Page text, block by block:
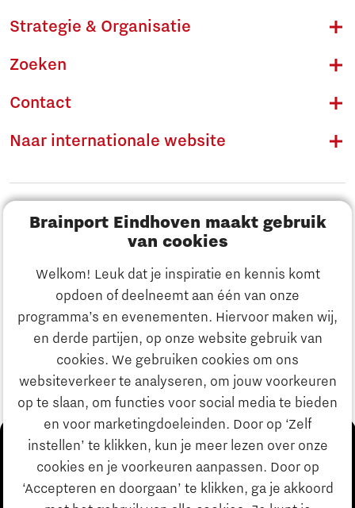
Brainport Eindhoven maakt gebruik
van cookies
Welkom! Leuk dat je inspiratie en kennis komt
opdoen of deelneemt aan één van onze
programma’s en evenementen. Hiervoor maken wij,
en derde partijen, op onze website gebruik van
cookies. We gebruiken cookies om ons
websiteverkeer te analyseren, om jouw voorkeuren
op te slaan, om functies voor social media te bieden
en voor marketingdoeleinden. Door op ‘Zelf
instellen’ te klikken, kun je meer lezen over onze
cookies en je voorkeuren aanpassen. Door op
‘Accepteren en doorgaan’ te klikken, ga je akkoord
Ontdek Brainport
Innovatie
Ondernemen
Onderwijs
Strategie & Organisatie
Zoeken
Contact
Naar internationale website
Disclaimer
Cookieinstellingen